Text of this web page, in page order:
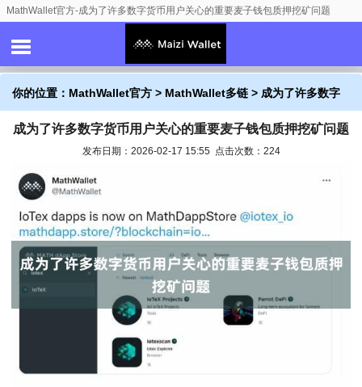
MathWallet官方-成为了许多数字货币用户关心的重要麦子钱包质押挖矿问题
你的位置： MathWallet官方 > MathWallet多链 > 成为了许多数字
货币用户关心的重要麦子钱包质押挖矿问题
成为了许多数字货币用户关心的重要麦子钱包质押挖矿问题
发布日期：2026-02-17 15:55 点击次数：224